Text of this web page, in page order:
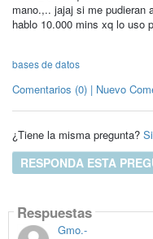
mano.,.. jajaj si me pudieran
hablo 10.000 mins xq lo uso
bases de datos
Comentarios (0) | Nuevo
¿Tiene la misma pregunta?
RESPONDA ESTA
Respuestas
Gmo.-